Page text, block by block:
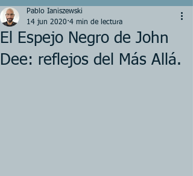
El Espejo Negro de John
Dee: reflejos del Más Allá.
Pablo Ianiszewski
14 jun 2020 4 min de lectura